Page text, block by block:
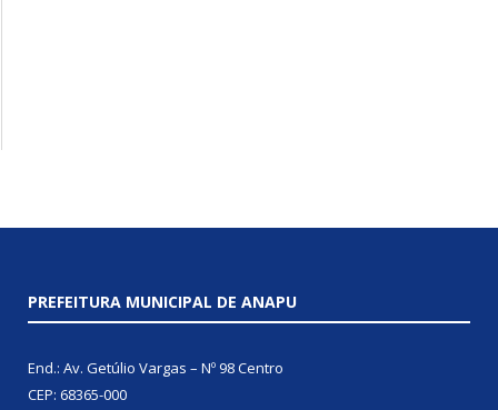
PREFEITURA MUNICIPAL DE ANAPU
End.: Av. Getúlio Vargas – Nº 98 Centro
CEP: 68365-000